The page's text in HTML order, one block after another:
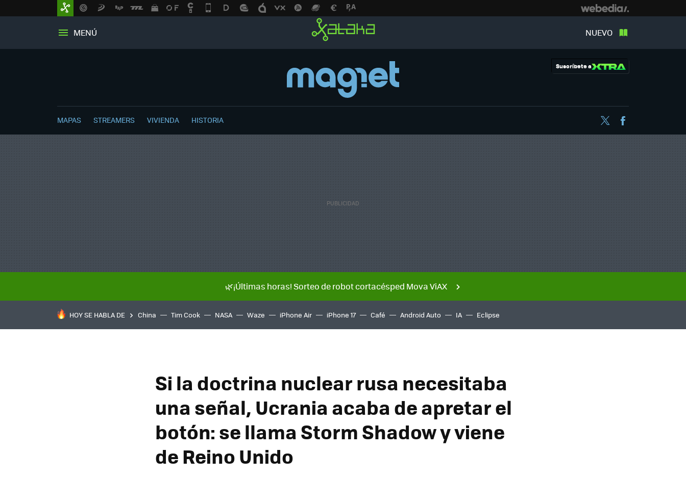
MENÚ NUEVO
Suscríbete a
MAPAS STREAMERS VIVIENDA HISTORIA Twitter
🌿¡Últimas horas! Sorteo de robot cortacésped Mova ViAX
HOY SE HABLA DE China Tim Cook NASA Waze iPhone Air iPhone 17 Café Android Auto IA Eclipse
Si la doctrina nuclear rusa necesitaba
una señal, Ucrania acaba de apretar el
botón: se llama Storm Shadow y viene
de Reino Unido